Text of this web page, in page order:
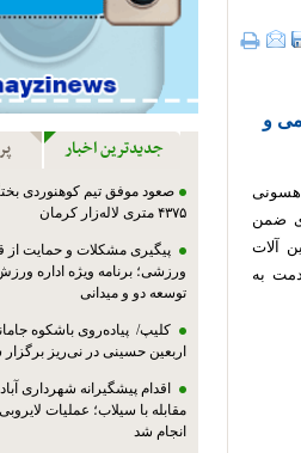
و
شاهسونی
ضمن
آلات
به
جدیدترین اخبار
صعود موفق تیم کوهنوردی
۴۳۷۵ متری لاله‌زار کرمان
پیگیری مشکلات و حمایت از
ورزشی؛ برنامه ویژه اداره
توسعه دو و میدانی
کلیپ/ پیاده‌روی باشکوه
اربعین حسینی در نی‌ریز
اقدام پیشگیرانه شهرداری
مقابله با سیلاب؛ عملیات
انجام شد